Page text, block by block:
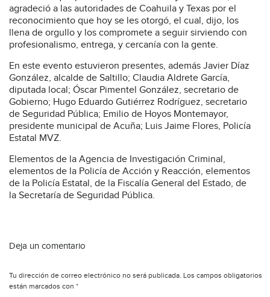
agradeció a las autoridades de Coahuila y Texas por el
reconocimiento que hoy se les otorgó, el cual, dijo, los
llena de orgullo y los compromete a seguir sirviendo con
profesionalismo, entrega, y cercanía con la gente.
En este evento estuvieron presentes, además Javier Díaz
González, alcalde de Saltillo; Claudia Aldrete García,
diputada local; Óscar Pimentel González, secretario de
Gobierno; Hugo Eduardo Gutiérrez Rodríguez, secretario
de Seguridad Pública; Emilio de Hoyos Montemayor,
presidente municipal de Acuña; Luis Jaime Flores, Policía
Estatal MVZ.
Elementos de la Agencia de Investigación Criminal,
elementos de la Policía de Acción y Reacción, elementos
de la Policía Estatal, de la Fiscalía General del Estado, de
la Secretaría de Seguridad Pública.
Deja un comentario
Tu dirección de correo electrónico no será publicada. Los campos obligatorios
están marcados con *